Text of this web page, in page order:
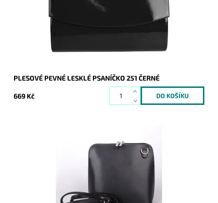
PLESOVÉ PEVNÉ LESKLÉ PSANÍČKO 251 ČERNÉ
669 Kč
Velmi krásná, poutavá a přitom jednoduše elegantní kabelka,
která se hodí pro každou příležitost a každou ženu. Vyrobena
Vera Pelle
2 roky